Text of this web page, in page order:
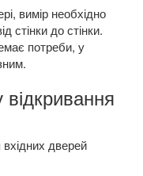
вимір необхідно
стінки до стінки.
потреби, у
дверей